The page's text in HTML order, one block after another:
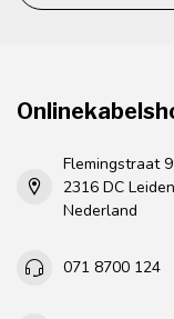
Flemingstraat
2316 DC Leiden
Nederland
071 8700 124